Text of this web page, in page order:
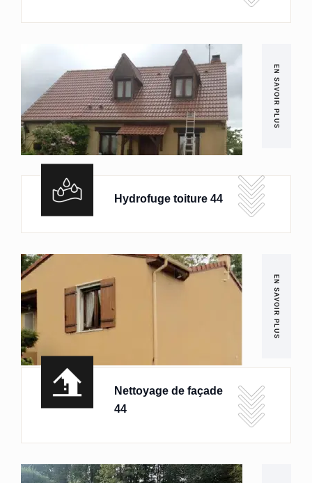
EN SAVOIR PLUS
Hydrofuge toiture 44
EN SAVOIR PLUS
Nettoyage de façade
44